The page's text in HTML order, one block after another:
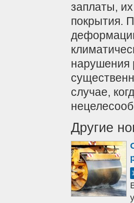
заплаты,
покрытия.
нарушения
случае,
Другие